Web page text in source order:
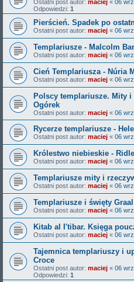
Ostatni post autor: maciej « 06
Odpowiedzi: 1
Pierścień. Spadek po
Ostatni post autor: maciej « 06
Templariusze - Malcolm
Ostatni post autor: maciej « 06
Cień Templariusza - Núria
Ostatni post autor: maciej « 06
Polscy templariusze. Mity
Ogórek
Ostatni post autor: maciej « 06
Rycerze templariusze -
Ostatni post autor: maciej « 06
Królestwo niebieskie -
Ostatni post autor: maciej « 06
Templariusze mity i
Ostatni post autor: maciej « 06
Templariusze i święty
Ostatni post autor: maciej « 06
Kitab al I'tibar. Księga
Ostatni post autor: maciej « 06
Tajemnica templariuszy i
Croce
Ostatni post autor: maciej « 06
Odpowiedzi: 1